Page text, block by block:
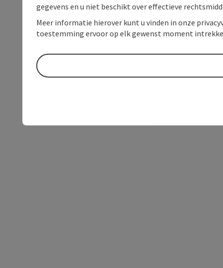
gegevens en u niet beschikt over effectieve
Meer informatie hierover kunt u vinden in onze
toestemming ervoor op elk gewenst moment